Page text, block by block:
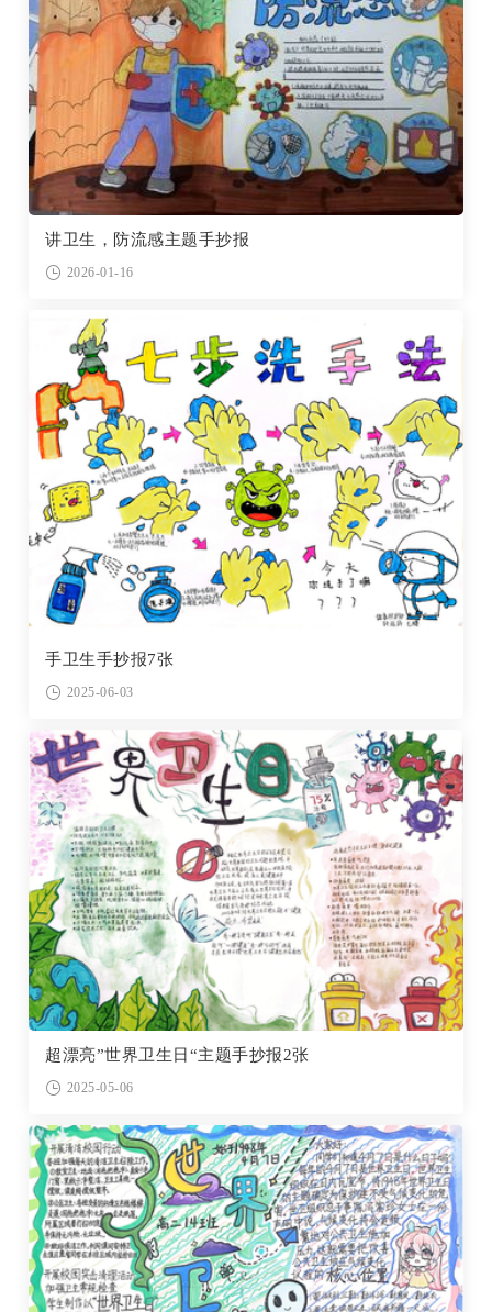
讲卫生，防流感主题手抄报
2026-01-16
手卫生手抄报7张
2025-06-03
超漂亮”世界卫生日“主题手抄报2张
2025-05-06